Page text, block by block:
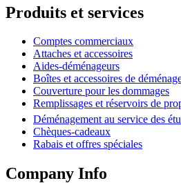
Produits et services
Comptes commerciaux
Attaches et accessoires
Aides-déménageurs
Boîtes et accessoires de
Couverture pour les dommages
Remplissages et réservoirs de
Déménagement au service des
Chèques-cadeaux
Rabais et offres spéciales
Company Info